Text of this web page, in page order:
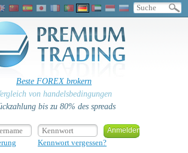
Beste FOREX brokern
von handelsbedingungen
bis zu 80% des spreads
Kennwort vergessen?